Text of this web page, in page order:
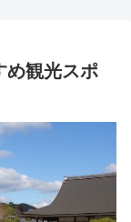
め観光スポ